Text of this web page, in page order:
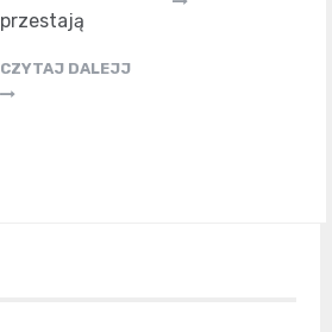
przestają
CZYTAJ DALEJJ